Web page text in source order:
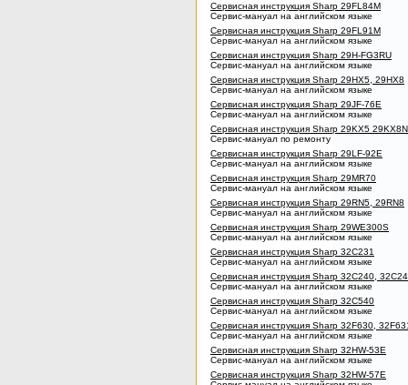
Сервисная инструкция Sharp 29FL84M
Сервис-мануал на английском языке
Сервисная инструкция Sharp 29FL91M
Сервис-мануал на английском языке
Сервисная инструкция Sharp 29H-FG3RU
Сервис-мануал на английском языке
Сервисная инструкция Sharp 29HX5, 29HX8
Сервис-мануал на английском языке
Сервисная инструкция Sharp 29JF-76E
Сервис-мануал на английском языке
Сервисная инструкция Sharp 29KX5
Сервис-мануал по ремонту
Сервисная инструкция Sharp 29LF-92E
Сервис-мануал на английском языке
Сервисная инструкция Sharp 29MR70
Сервис-мануал на английском языке
Сервисная инструкция Sharp 29RN5, 29RN8
Сервис-мануал на английском языке
Сервисная инструкция Sharp 29WE300S
Сервис-мануал на английском языке
Сервисная инструкция Sharp 32C231
Сервис-мануал на английском языке
Сервисная инструкция Sharp 32C240,
Сервис-мануал на английском языке
Сервисная инструкция Sharp 32C540
Сервис-мануал на английском языке
Сервисная инструкция Sharp 32F630,
Сервис-мануал на английском языке
Сервисная инструкция Sharp 32HW-53E
Сервис-мануал на английском языке
Сервисная инструкция Sharp 32HW-57E